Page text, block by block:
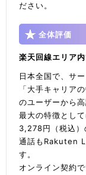
ださい。
全体評価
楽天回線エリア
日本全国で、サ
「大手キャリア
のユーザーから
最大の特徴とし
3,278円（税込）
通話もRakuten
す。
オンライン契約